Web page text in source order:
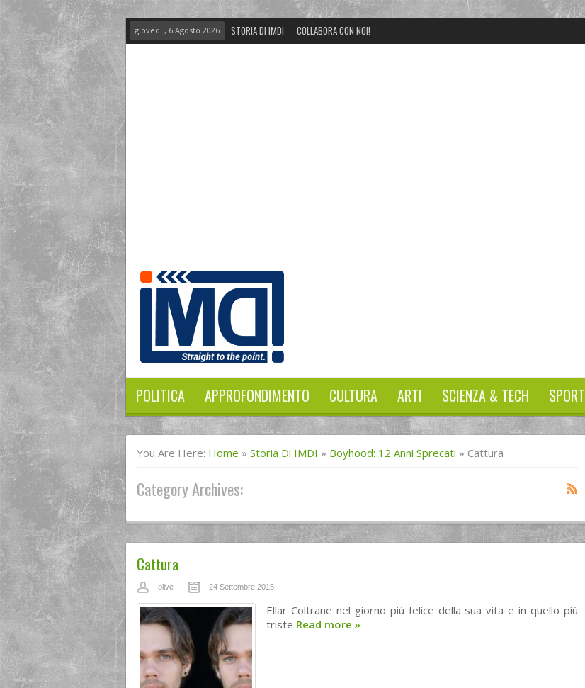
giovedì , 6 Agosto 2026 STORIA DI IMDI COLLABORA CON NOI!
POLITICA APPROFONDIMENTO CULTURA ARTI SCIENZA & TECH SPORT
You Are Here: Home » Storia Di IMDI » Boyhood: 12 Anni Sprecati » Cattura
Category Archives:
Cattura
olive 24 Settembre 2015
Ellar Coltrane nel giorno più felice della sua vita e in quello più
triste Read more »